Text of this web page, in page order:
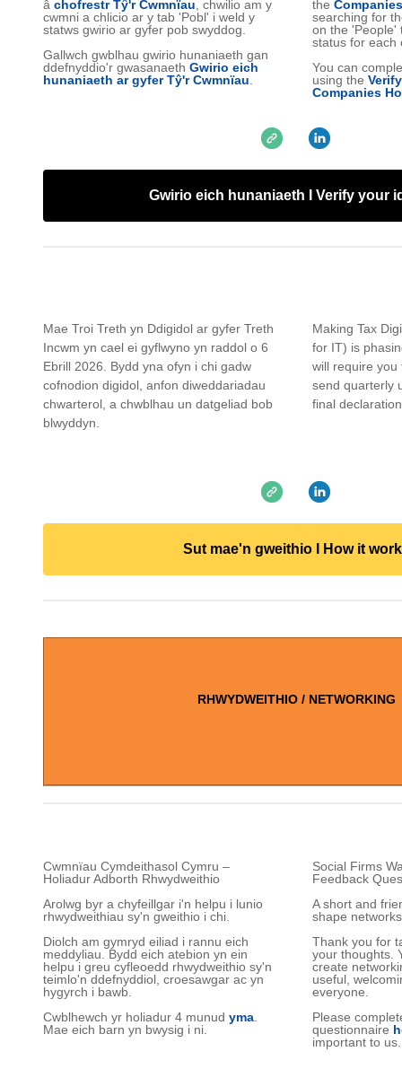
â chofrestr Tŷ'r Cwmnïau, chwilio am y
cwmni a chlicio ar y tab 'Pobl' i weld y
statws gwirio ar gyfer pob swyddog.
Gallwch gwblhau gwirio hunaniaeth gan
ddefnyddio'r gwasanaeth Gwirio eich
hunaniaeth ar gyfer Tŷ'r Cwmnïau.
the
searching for
on the 'People'
status for each
You can
using the
Companies
Gwirio eich hunaniaeth I Verify your
Mae Troi Treth yn Ddigidol ar gyfer Treth
Incwm yn cael ei gyflwyno yn raddol o 6
Ebrill 2026. Bydd yna ofyn i chi gadw
cofnodion digidol, anfon diweddariadau
chwarterol, a chwblhau un datgeliad bob
blwyddyn.
Making Tax
for IT) is
will require you
send quarterly
final
Sut mae'n gweithio I How it
RHWYDWEITHIO / NETWORKING
Cwmnïau Cymdeithasol Cymru –
Holiadur Adborth Rhwydweithio
Arolwg byr a chyfeillgar i'n helpu i lunio
rhwydweithiau sy'n gweithio i chi.
Diolch am gymryd eiliad i rannu eich
meddyliau. Bydd eich atebion yn ein
helpu i greu cyfleoedd rhwydweithio sy'n
teimlo'n ddefnyddiol, croesawgar ac yn
hygyrch i bawb.
Cwblhewch yr holiadur 4 munud yma.
Mae eich barn yn bwysig i ni.
Social Firms
Feedback
A short and
shape
Thank you for
your thoughts.
create
useful,
everyone.
Please
questionnaire
important to us.